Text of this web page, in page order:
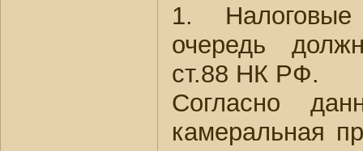
1.
очередь
ст.88 НК РФ.
Согласно
камеральная